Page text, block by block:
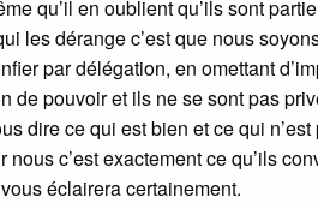
qu’il en oublient qu’ils sont
les dérange c’est que nous
par délégation, en omettant
de pouvoir et ils ne se sont pas
dire ce qui est bien et ce qui
nous c’est exactement ce qu’ils
éclairera certainement.